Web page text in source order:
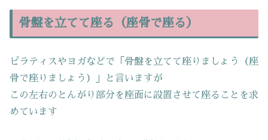
骨盤を立てて座る（座骨で座る）
ピラティスやヨガなどで「骨盤を立てて座りましょう（座
骨で座りましょう）」と言いますが
この左右のとんがり部分を座面に設置させて座ることを求
めています